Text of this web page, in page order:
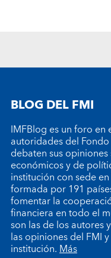
BLOG DEL FMI
IMFBlog es un foro
autoridades del
debaten sus
económicos y de
institución con sede
formada por 191
fomentar la
financiera en todo el
son las de los autores
las opiniones del FMI
institución.Más